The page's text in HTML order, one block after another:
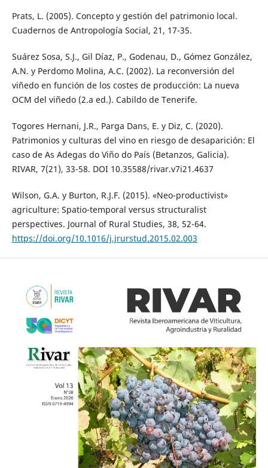
Prats, L. (2005). Concepto y gestión del patrimonio local.
Cuadernos de Antropología Social, 21, 17-35.
Suárez Sosa, S.J., Gil Díaz, P., Godenau, D., Gómez González,
A.N. y Perdomo Molina, A.C. (2002). La reconversión del
viñedo en función de los costes de producción: La nueva
OCM del viñedo (2.a ed.). Cabildo de Tenerife.
Togores Hernani, J.R., Parga Dans, E. y Diz, C. (2020).
Patrimonios y culturas del vino en riesgo de desaparición: El
caso de As Adegas do Viño do País (Betanzos, Galicia).
RIVAR, 7(21), 33-58. DOI 10.35588/rivar.v7i21.4637
Wilson, G.A. y Burton, R.J.F. (2015). «Neo-productivist»
agriculture: Spatio-temporal versus structuralist
perspectives. Journal of Rural Studies, 38, 52-64.
https://doi.org/10.1016/j.jrurstud.2015.02.003